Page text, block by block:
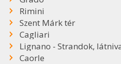
Rimini
Szent Márk tér
Cagliari
Lignano - Strandok,
Caorle